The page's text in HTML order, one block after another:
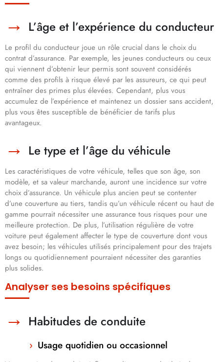
L’âge et l’expérience du conducteur
Le profil du conducteur joue un rôle crucial dans le choix du
contrat d’assurance. Par exemple, les jeunes conducteurs ou ceux
qui viennent d’obtenir leur permis sont souvent considérés
comme des profils à risque élevé par les assureurs, ce qui peut
entraîner des primes plus élevées. Cependant, plus vous
accumulez de l’expérience et maintenez un dossier sans accident,
plus vous êtes susceptible de bénéficier de tarifs plus
avantageux.
Le type et l’âge du véhicule
Les caractéristiques de votre véhicule, telles que son âge, son
modèle, et sa valeur marchande, auront une incidence sur votre
choix d’assurance. Un véhicule plus ancien peut se contenter
d’une couverture au tiers, tandis qu’un véhicule récent ou haut de
gamme pourrait nécessiter une assurance tous risques pour une
meilleure protection. De plus, l’utilisation régulière de votre
voiture peut également affecter le type de couverture dont vous
avez besoin; les véhicules utilisés principalement pour des trajets
longs ou quotidiennement pourraient nécessiter des garanties
plus solides.
Analyser ses besoins spécifiques
Habitudes de conduite
Usage quotidien ou occasionnel